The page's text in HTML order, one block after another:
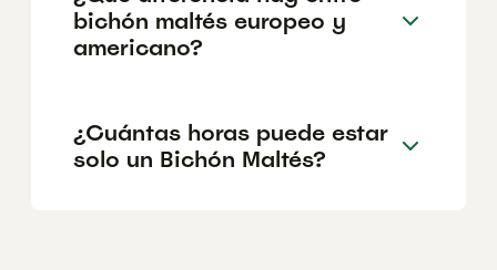
bichón maltés europeo y
americano?
¿Cuántas horas puede estar
solo un Bichón Maltés?